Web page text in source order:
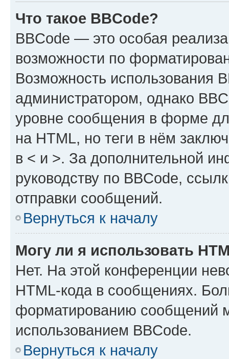
Что такое BBCode?
BBCode — это особая
возможности по
Возможность использования
администратором, однако
уровне сообщения в форме
на HTML, но теги в нём
в < и >. За дополнительной
руководству по BBCode,
отправки сообщений.
Вернуться к началу
Могу ли я использовать
Нет. На этой конференции
HTML-кода в сообщениях.
форматированию сообщений
использованием BBCode.
Вернуться к началу